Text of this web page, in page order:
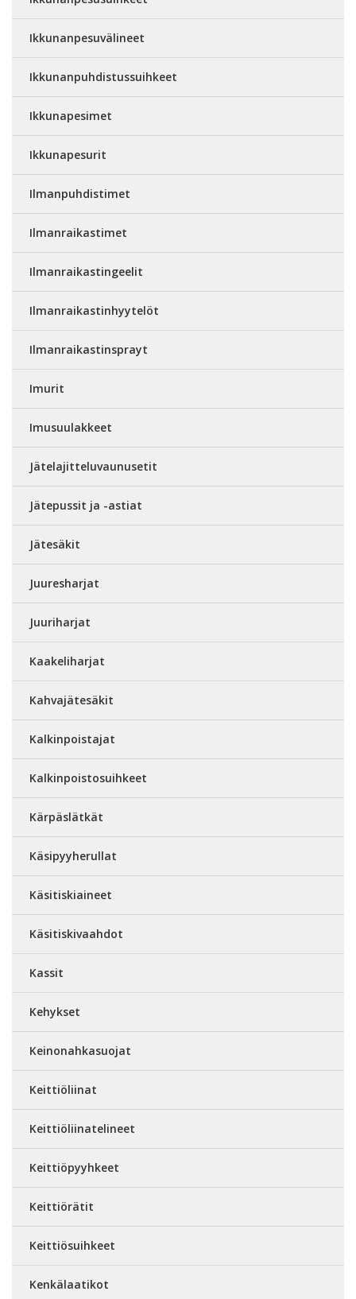
Ikkunanpesuvälineet
Ikkunanpuhdistussuihkeet
Ikkunapesimet
Ikkunapesurit
Ilmanpuhdistimet
Ilmanraikastimet
Ilmanraikastingeelit
Ilmanraikastinhyytelöt
Ilmanraikastinsprayt
Imurit
Imusuulakkeet
Jätelajitteluvaunusetit
Jätepussit ja -astiat
Jätesäkit
Juuresharjat
Juuriharjat
Kaakeliharjat
Kahvajätesäkit
Kalkinpoistajat
Kalkinpoistosuihkeet
Kärpäslätkät
Käsipyyherullat
Käsitiskiaineet
Käsitiskivaahdot
Kassit
Kehykset
Keinonahkasuojat
Keittiöliinat
Keittiöliinatelineet
Keittiöpyyhkeet
Keittiörätit
Keittiösuihkeet
Kenkälaatikot